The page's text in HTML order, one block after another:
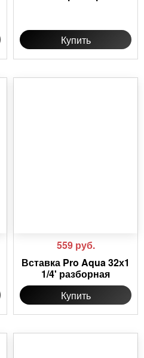
Купить
559 руб.
Вставка Pro Aqua 32х1
1/4' разборная
Купить